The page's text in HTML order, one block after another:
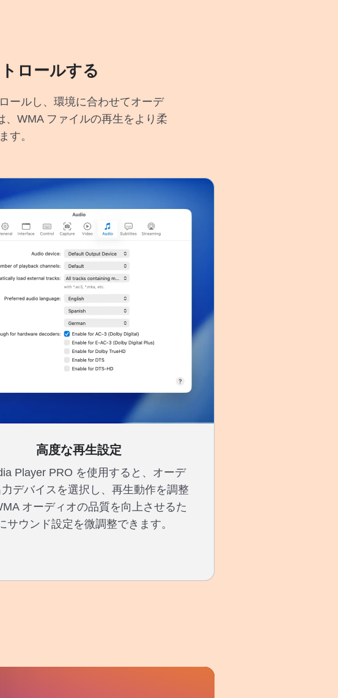
ロールする
ールし、環境に合わせてオーデ
、WMA ファイルの再生をより柔
す。
高度な再生設定
Player PRO を使用すると、オーデ
力デバイスを選択し、再生動作を調整
オーディオの品質を向上させるた
サウンド設定を微調整できます。